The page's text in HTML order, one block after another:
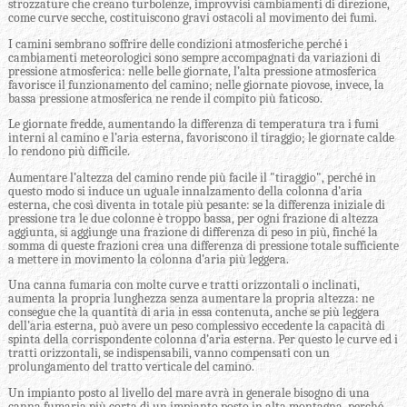
strozzature che creano turbolenze, improvvisi cambiamenti di direzione,
come curve secche, costituiscono gravi ostacoli al movimento dei fumi.
I camini sembrano soffrire delle condizioni atmosferiche perché i
cambiamenti meteorologici sono sempre accompagnati da variazioni di
pressione atmosferica: nelle belle giornate, l’alta pressione atmosferica
favorisce il funzionamento del camino; nelle giornate piovose, invece, la
bassa pressione atmosferica ne rende il compito più faticoso.
Le giornate fredde, aumentando la differenza di temperatura tra i fumi
interni al camino e l’aria esterna, favoriscono il tiraggio; le giornate calde
lo rendono più difficile.
Aumentare l’altezza del camino rende più facile il "tiraggio", perché in
questo modo si induce un uguale innalzamento della colonna d’aria
esterna, che così diventa in totale più pesante: se la differenza iniziale di
pressione tra le due colonne è troppo bassa, per ogni frazione di altezza
aggiunta, si aggiunge una frazione di differenza di peso in più, finché la
somma di queste frazioni crea una differenza di pressione totale sufficiente
a mettere in movimento la colonna d’aria più leggera.
Una canna fumaria con molte curve e tratti orizzontali o inclinati,
aumenta la propria lunghezza senza aumentare la propria altezza: ne
consegue che la quantità di aria in essa contenuta, anche se più leggera
dell’aria esterna, può avere un peso complessivo eccedente la capacità di
spinta della corrispondente colonna d’aria esterna. Per questo le curve ed i
tratti orizzontali, se indispensabili, vanno compensati con un
prolungamento del tratto verticale del camino.
Un impianto posto al livello del mare avrà in generale bisogno di una